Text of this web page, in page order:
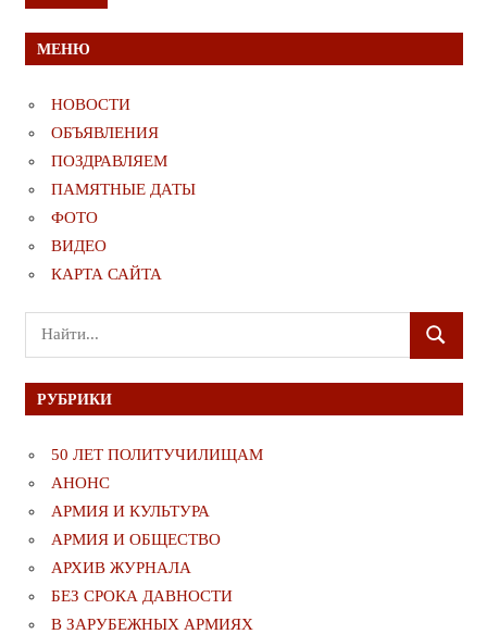
МЕНЮ
НОВОСТИ
ОБЪЯВЛЕНИЯ
ПОЗДРАВЛЯЕМ
ПАМЯТНЫЕ ДАТЫ
ФОТО
ВИДЕО
КАРТА САЙТА
Поиск
для:
ПОИСК
РУБРИКИ
50 ЛЕТ ПОЛИТУЧИЛИЩАМ
АНОНС
АРМИЯ И КУЛЬТУРА
АРМИЯ И ОБЩЕСТВО
АРХИВ ЖУРНАЛА
БЕЗ СРОКА ДАВНОСТИ
В ЗАРУБЕЖНЫХ АРМИЯХ